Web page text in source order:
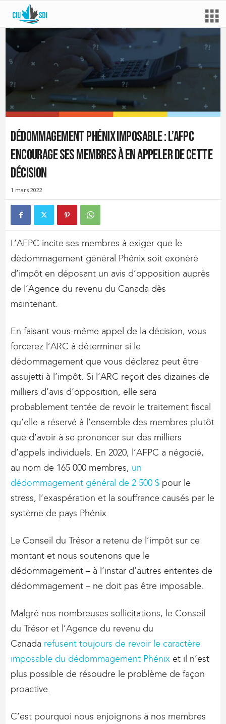
Dédommagement Phénix imposable : l’AFPC
encourage ses membres à en appeler de cette
décision
1 mars 2022
L’AFPC incite ses membres à exiger que le
dédommagement général Phénix soit exonéré
d’impôt en déposant un avis d’opposition auprès
de l’Agence du revenu du Canada dès
maintenant.
En faisant vous-même appel de la décision, vous
forcerez l’ARC à déterminer si le
dédommagement que vous déclarez peut être
assujetti à l’impôt. Si l’ARC reçoit des dizaines de
milliers d’avis d’opposition, elle sera
probablement tentée de revoir le traitement fiscal
qu’elle a réservé à l’ensemble des membres plutôt
que d’avoir à se prononcer sur des milliers
d’appels individuels. En 2020, l’AFPC a négocié,
au nom de 165 000 membres, un
dédommagement général de 2 500 $ pour le
stress, l’exaspération et la souffrance causés par le
système de pays Phénix.
Le Conseil du Trésor a retenu de l’impôt sur ce
montant et nous soutenons que le
dédommagement – à l’instar d’autres ententes de
dédommagement – ne doit pas être imposable.
Malgré nos nombreuses sollicitations, le Conseil
du Trésor et l’Agence du revenu du
Canada refusent toujours de revoir le caractère
imposable du dédommagement Phénix et il n’est
plus possible de résoudre le problème de façon
proactive.
C’est pourquoi nous enjoignons à nos membres